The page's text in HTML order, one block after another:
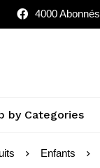
4000 Abonnés
by Categories
Enfants